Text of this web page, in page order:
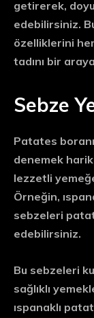
getirerek,
edebilirsiniz.
özelliklerini
tadını bir
Sebze
Patates
denemek
lezzetli
Örneğin,
sebzeleri
edebilirsiniz.
Bu sebzeleri
sağlıklı
ıspanaklı